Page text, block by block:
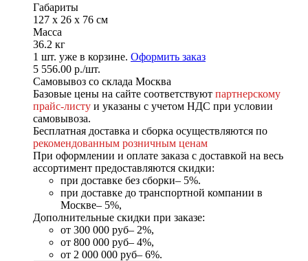
Габариты
127 x 26 x 76 см
Масса
36.2 кг
1 шт. уже в корзине. Оформить заказ
5 556.00 р./шт.
Самовывоз со склада Москва
Базовые цены на сайте соответствуют партнерскому
прайс-листу и указаны с учетом НДС при условии
самовывоза.
Бесплатная доставка и сборка осуществляются по
рекомендованным розничным ценам
При оформлении и оплате заказа с доставкой на весь
ассортимент предоставляются скидки:
при доставке без сборки– 5%.
при доставке до транспортной компании в
Москве– 5%,
Дополнительные скидки при заказе:
от 300 000 руб– 2%,
от 800 000 руб– 4%,
от 2 000 000 руб– 6%.